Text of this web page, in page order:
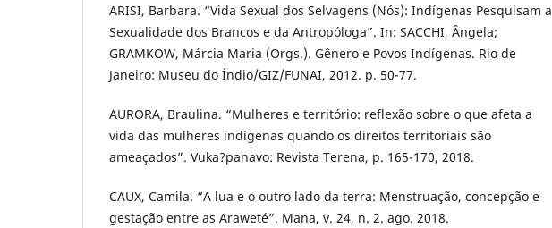
ARISI, Barbara. “Vida Sexual dos Selvagens (Nós): Indígenas Pesquisam a
Sexualidade dos Brancos e da Antropóloga”. In: SACCHI, Ângela;
GRAMKOW, Márcia Maria (Orgs.). Gênero e Povos Indígenas. Rio de
Janeiro: Museu do Índio/GIZ/FUNAI, 2012. p. 50-77.
AURORA, Braulina. “Mulheres e território: reflexão sobre o que afeta a
vida das mulheres indígenas quando os direitos territoriais são
ameaçados”. Vuka?panavo: Revista Terena, p. 165-170, 2018.
CAUX, Camila. “A lua e o outro lado da terra: Menstruação, concepção e
gestação entre as Araweté”. Mana, v. 24, n. 2. ago. 2018.